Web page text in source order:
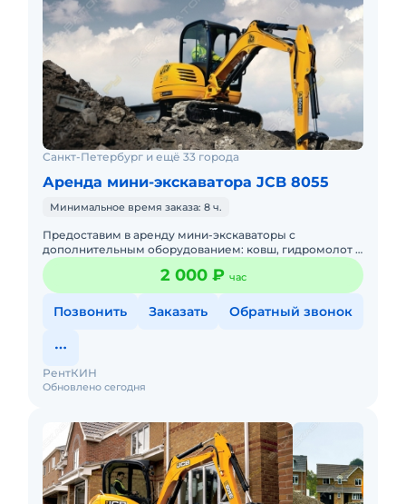
Санкт-Петербург и ещё 33 города
Аренда мини-экскаватора JCB 8055
Минимальное время заказа: 8 ч.
Предоставим в аренду мини-экскаваторы с
дополнительным оборудованием: ковш, гидромолот и
бур. Минимальный заказ спецтехники - одна смена, 7
часов работы + 1 час
2 000 ₽ час
Позвонить Заказать Обратный звонок
Обновлено сегодня
РентКИН